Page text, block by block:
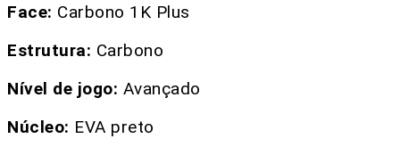
Face: Carbono 1K Plus
Estrutura: Carbono
Nível de jogo: Avançado
Núcleo: EVA preto